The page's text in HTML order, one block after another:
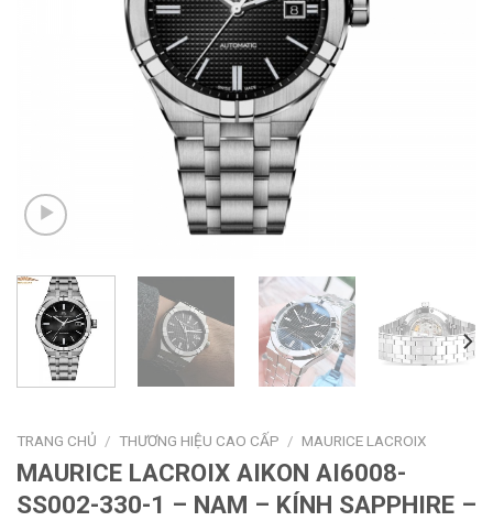
TRANG CHỦ / THƯƠNG HIỆU CAO CẤP / MAURICE LACROIX
MAURICE LACROIX AIKON AI6008-
SS002-330-1 – NAM – KÍNH SAPPHIRE –